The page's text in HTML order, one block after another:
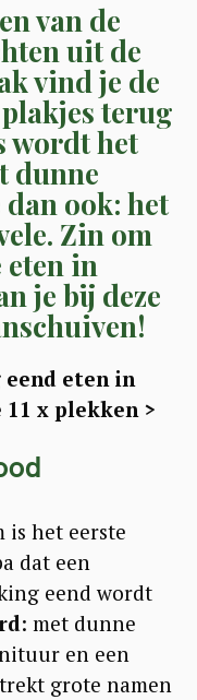
van de
uit de
vind je de
terug
wordt het
dunne
ook: het
Zin om
eten in
je bij deze
eten in
x plekken >
is het eerste
dat een
eend wordt
: met dunne
en een
grote namen